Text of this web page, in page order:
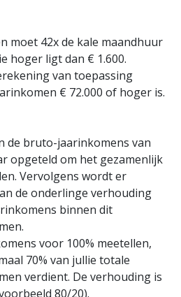
moet 42x de kale maandhuur
hoger ligt dan € 1.600.
van toepassing
€ 72.000 of hoger is.
de bruto-jaarinkomens van
opgeteld om het gezamenlijk
Vervolgens wordt er
de onderlinge verhouding
binnen dit
voor 100% meetellen,
70% van jullie totale
verdient. De verhouding is
80/20).